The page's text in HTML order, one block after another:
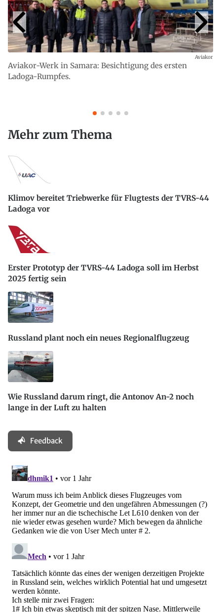
Aviakor-Werk in Samara: Besichtigung des ersten
Ladoga-Rumpfes.
Aviakor
Mehr zum Thema
Klimov bereitet Triebwerke für Flugtests der TVRS-44
Ladoga vor
Erster Prototyp der TVRS-44 Ladoga soll im Herbst
2025 fertig sein
Russland plant noch ein neues Regionalflugzeug
Wie Russland darum ringt, die Antonov An-2 noch
lange in der Luft zu halten
Feedback